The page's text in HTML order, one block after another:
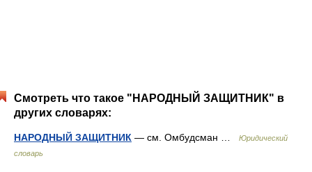
Смотреть что такое "НАРОДНЫЙ ЗАЩИТНИК" в
других словарях:
НАРОДНЫЙ ЗАЩИТНИК — см. Омбудсман …
Юридический
словарь